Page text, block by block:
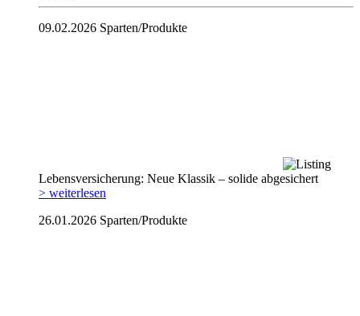
09.02.2026 Sparten/Produkte
Lebensversicherung: Neue Klassik – solide abgesichert
> weiterlesen
26.01.2026 Sparten/Produkte